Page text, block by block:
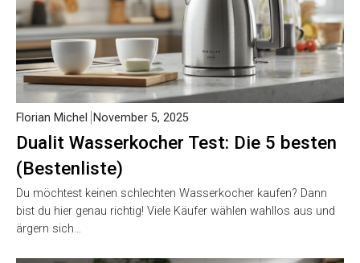
Dualit Wasserkocher Test: Die 5 besten
(Bestenliste)
Florian Michel November 5, 2025
Du möchtest keinen schlechten Wasserkocher kaufen? Dann
bist du hier genau richtig! Viele Käufer wählen wahllos aus und
ärgern sich…